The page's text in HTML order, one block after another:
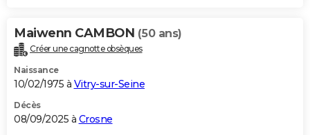
Maiwenn CAMBON (50 ans)
Créer une cagnotte obsèques
Naissance
10/02/1975 à Vitry-sur-Seine
Décès
08/09/2025 à Crosne